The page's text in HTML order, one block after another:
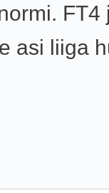
FT4
asi liiga